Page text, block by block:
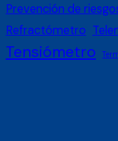
Prevención de
Refractómetro
Tensiómetro